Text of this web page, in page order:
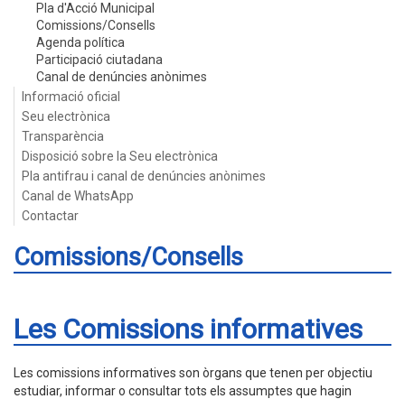
Pla d'Acció Municipal
Comissions/Consells
Agenda política
Participació ciutadana
Canal de denúncies anònimes
Informació oficial
Seu electrònica
Transparència
Disposició sobre la Seu electrònica
Pla antifrau i canal de denúncies anònimes
Canal de WhatsApp
Contactar
Comissions/Consells
Les Comissions informatives
Les comissions informatives son òrgans que tenen per objectiu
estudiar, informar o consultar tots els assumptes que hagin